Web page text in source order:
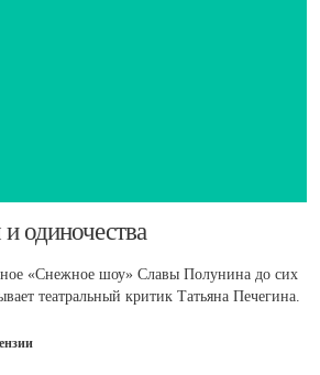
одиночества
«Снежное шоу» Славы Полунина до сих
театральный критик Татьяна Печегина.